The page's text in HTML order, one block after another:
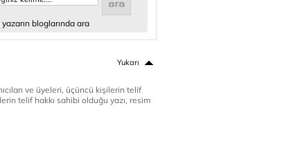
bloglarında ara
Yukarı
ve üyeleri, üçüncü kişilerin telif
telif hakkı sahibi olduğu yazı, resim